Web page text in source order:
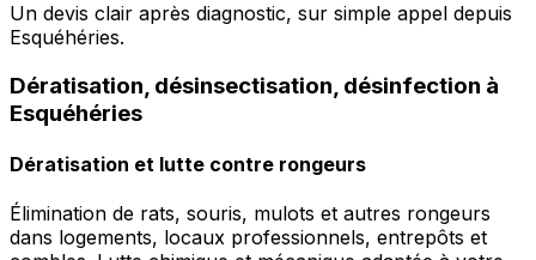
Un devis clair après diagnostic, sur simple appel depuis
Esquéhéries.
Dératisation, désinsectisation, désinfection à
Esquéhéries
Dératisation et lutte contre rongeurs
Élimination de rats, souris, mulots et autres rongeurs
dans logements, locaux professionnels, entrepôts et